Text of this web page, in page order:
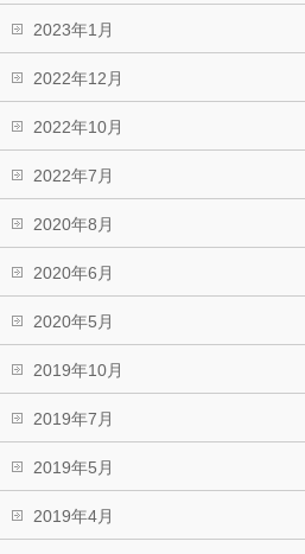
2023年1月
2022年12月
2022年10月
2022年7月
2020年8月
2020年6月
2020年5月
2019年10月
2019年7月
2019年5月
2019年4月